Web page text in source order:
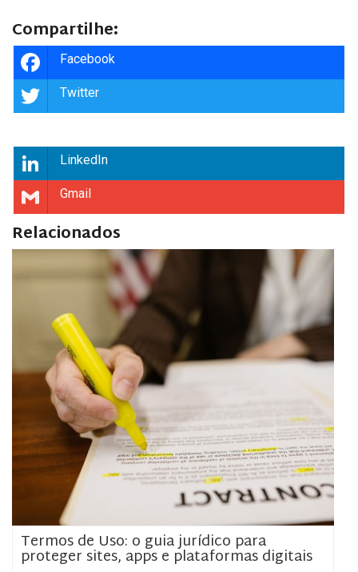
Compartilhe:
Facebook
Twitter
LinkedIn
Gmail
Relacionados
Termos de Uso: o guia jurídico para
proteger sites, apps e plataformas digitais